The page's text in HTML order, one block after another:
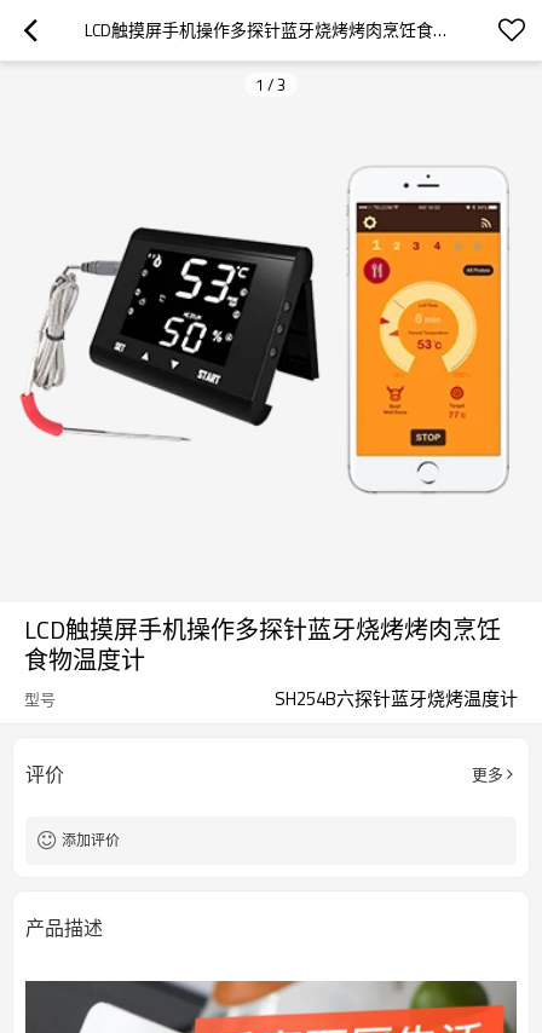
LCD触摸屏手机操作多探针蓝牙烧烤烤肉烹饪食物温度计
1 /3
LCD触摸屏手机操作多探针蓝牙烧烤烤肉烹饪
食物温度计
型号 SH254B六探针蓝牙烧烤温度计
评价 更多
添加评价
产品描述